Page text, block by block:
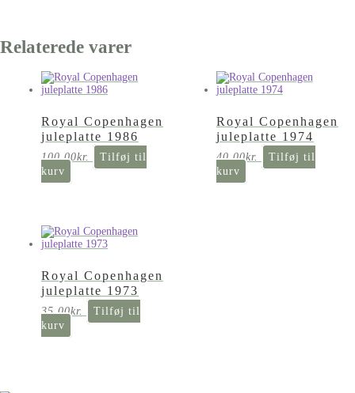
Relaterede varer
Royal Copenhagen
juleplatte 1986
100,00kr.
Tilføj til
kurv
Royal Copenhagen
juleplatte 1974
40,00kr.
Tilføj til
kurv
Royal Copenhagen
juleplatte 1973
35,00kr.
Tilføj til
kurv